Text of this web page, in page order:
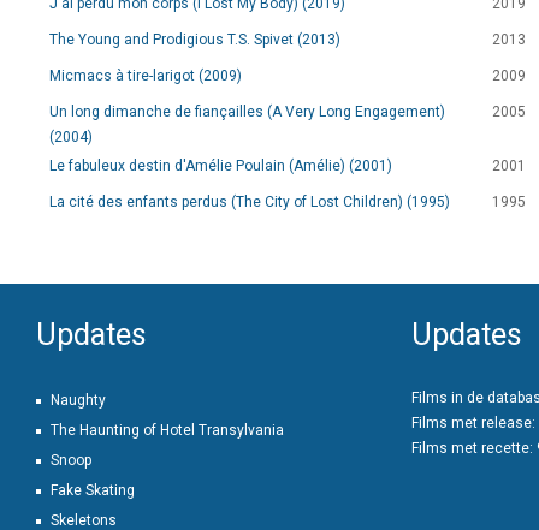
J'ai perdu mon corps (I Lost My Body) (2019) 2019
The Young and Prodigious T.S. Spivet (2013) 2013
Micmacs à tire-larigot (2009) 2009
Un long dimanche de fiançailles (A Very Long Engagement)
(2004)
2005
Le fabuleux destin d'Amélie Poulain (Amélie) (2001) 2001
La cité des enfants perdus (The City of Lost Children) (1995) 1995
Updates
Naughty
The Haunting of Hotel Transylvania
Snoop
Fake Skating
Skeletons
Updates
Films in de
Films met release:
Films met recette: